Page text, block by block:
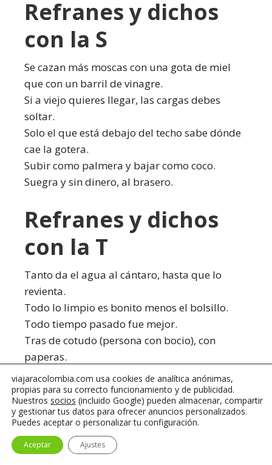
Refranes y dichos
con la S
Se cazan más moscas con una gota de miel
que con un barril de vinagre.
Si a viejo quieres llegar, las cargas debes
soltar.
Solo el que está debajo del techo sabe dónde
cae la gotera.
Subir como palmera y bajar como coco.
Suegra y sin dinero, al brasero.
Refranes y dichos
con la T
Tanto da el agua al cántaro, hasta que lo
revienta.
Todo lo limpio es bonito menos el bolsillo.
Todo tiempo pasado fue mejor.
Tras de cotudo (persona con bocio), con
paperas.
Tras de ladrón, bufón.
Tonto es quien presta un libro, y más tonto
quien lo devuelve.
Refranes y dichos
viajaracolombia.com usa cookies de analítica anónimas,
propias para su correcto funcionamiento y de publicidad.
Nuestros socios (incluido Google) pueden almacenar, compartir
y gestionar tus datos para ofrecer anuncios personalizados.
Puedes aceptar o personalizar tu configuración.
Aceptar Ajustes